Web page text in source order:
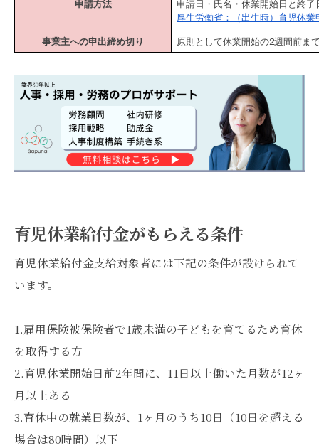
申請方法
申請日・氏名・休業開始日と終
厚生労働省：（出生時）育児休業
事業主への申出締め切り 原則として休業開始の2週間前ま
育児休業給付金がもらえる条件
育児休業給付金支給対象者には下記の条件が設けられて
います。
1.雇用保険被保険者で1歳未満の子どもを育てるため育休
を取得する方
2.育児休業開始日前2年間に、11日以上働いた月数が12ヶ
月以上ある
3.育休中の就業日数が、1ヶ月のうち10日（10日を超える
場合は80時間）以下